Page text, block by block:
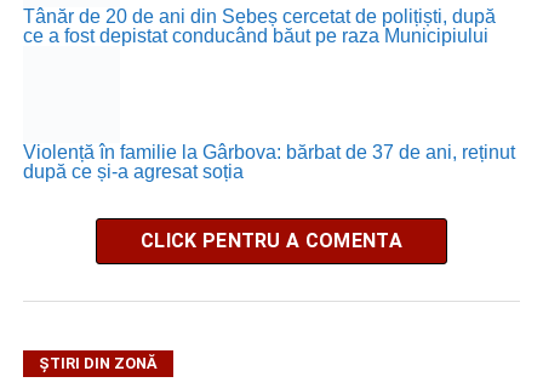
Tânăr de 20 de ani din Sebeș cercetat de polițiști, după
ce a fost depistat conducând băut pe raza Municipiului
Violență în familie la Gârbova: bărbat de 37 de ani, reținut
după ce și-a agresat soția
CLICK PENTRU A COMENTA
ȘTIRI DIN ZONĂ